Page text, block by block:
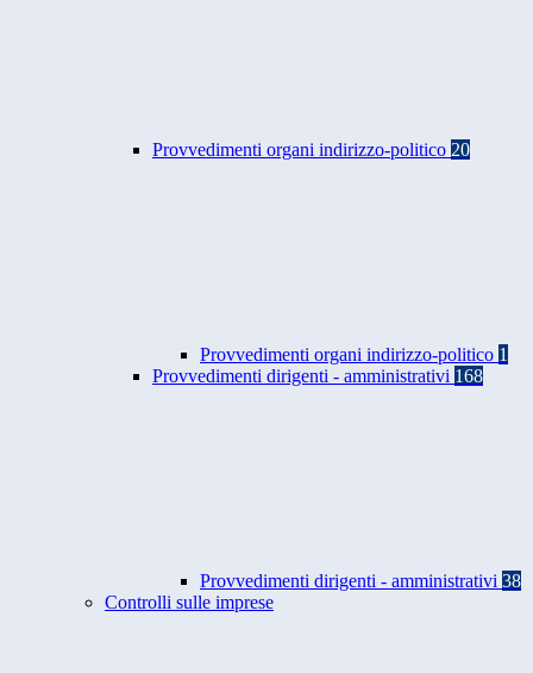
Provvedimenti organi indirizzo-politico 20
Provvedimenti organi indirizzo-politico 1
Provvedimenti dirigenti - amministrativi 168
Provvedimenti dirigenti - amministrativi 38
Controlli sulle imprese